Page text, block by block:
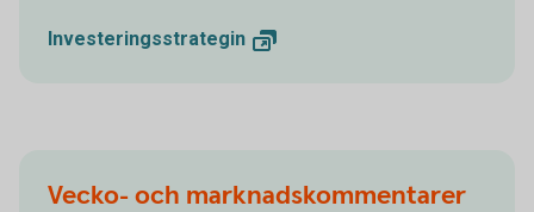
Investeringsstrategin
Vecko- och marknadskommentarer